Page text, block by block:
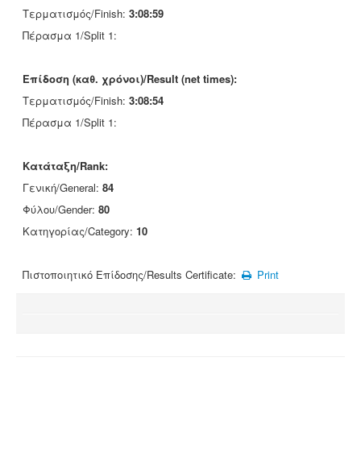
Τερματισμός/Finish: 3:08:59
Πέρασμα 1/Split 1:
Επίδοση (καθ. χρόνοι)/Result (net times):
Τερματισμός/Finish: 3:08:54
Πέρασμα 1/Split 1:
Κατάταξη/Rank:
Γενική/General: 84
Φύλου/Gender: 80
Κατηγορίας/Category: 10
Πιστοποιητικό Επίδοσης/Results Certificate: Print